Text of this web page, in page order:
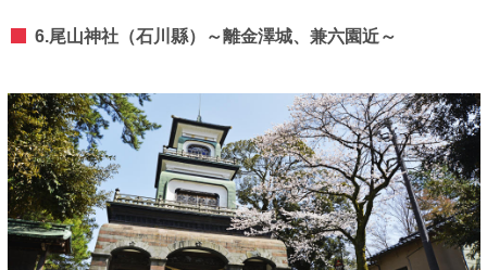
6.尾山神社（石川縣）～離金澤城、兼六園近～